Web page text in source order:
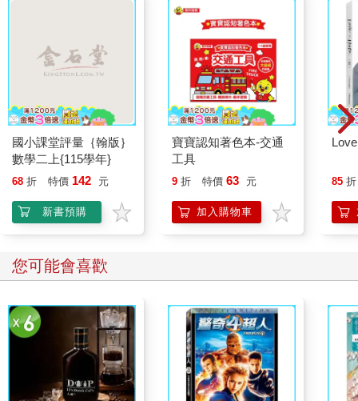
國小課堂評量｛翰版｝
數學二上{115學年}
68 折 特價 142 元
新書預購
寶寶認知著色本-交通
工具
9 折 特價 63 元
加入購物車
85 折
您可能會喜歡